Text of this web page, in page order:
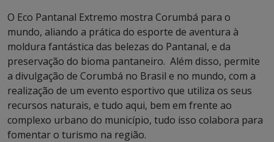
O Eco Pantanal Extremo mostra Corumbá para o
mundo, aliando a prática do esporte de aventura à
moldura fantástica das belezas do Pantanal, e da
preservação do bioma pantaneiro. Além disso, permite
a divulgação de Corumbá no Brasil e no mundo, com a
realização de um evento esportivo que utiliza os seus
recursos naturais, e tudo aqui, bem em frente ao
complexo urbano do município, tudo isso colabora para
fomentar o turismo na região.